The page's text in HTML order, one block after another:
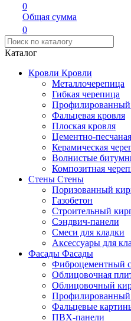
0
Общая сумма
0
Каталог
Кровли Кровли
Металлочерепица
Гибкая черепица
Профилированный
Фальцевая кровля
Плоская кровля
Цементно-
Керамическая
Волнистые
Композитная
Стены Стены
Поризованный
Газобетон
Строительный
Сэндвич-панели
Смеси для кладки
Аксессуары для
Фасады Фасады
Фиброцементный
Облицовочная
Облицовочный
Профилированный
Фальцевые
ПВХ-панели